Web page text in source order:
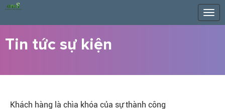
Tin tức sự kiện
Khách hàng là chìa khóa của sự thành công